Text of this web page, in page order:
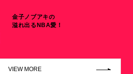
金子ノブアキの
溢れ出るNBA愛！
VIEW MORE